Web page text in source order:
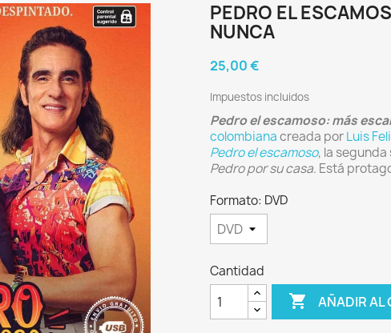
PEDRO EL
NUNCA
25,00 €
Impuestos incluidos
Pedro el escamoso: más
colombianacreada porLuis
Pedro el escamoso, la
Pedro por su casa. Está
Formato: DVD
Cantidad
 AÑADIR AL